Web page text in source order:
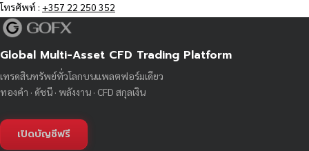
โทรศัพท์ : +357 22 250 352
Global Multi-Asset CFD Trading Platform
เทรดสินทรัพย์ทั่วโลกบนแพลตฟอร์มเดียว
ทองคำ · ดัชนี · พลังงาน · CFD สกุลเงิน
เปิดบัญชีฟรี